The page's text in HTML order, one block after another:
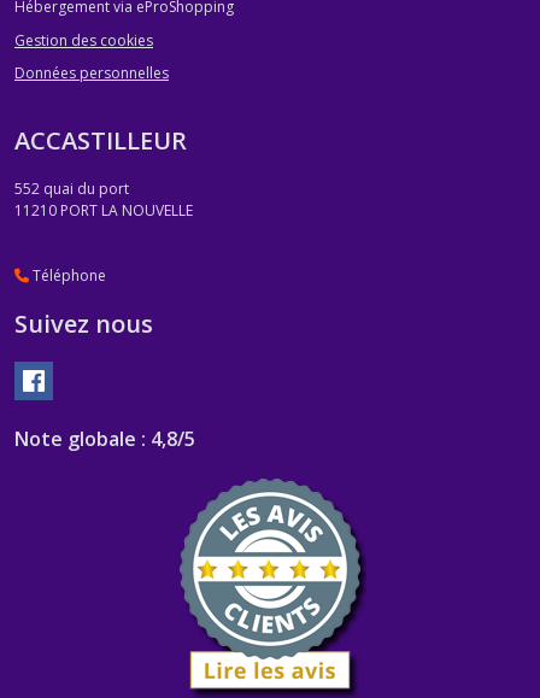
Hébergement via eProShopping
Gestion des cookies
Données personnelles
ACCASTILLEUR
552 quai du port
11210 PORT LA NOUVELLE
Téléphone
Suivez nous
Note globale : 4,8/5